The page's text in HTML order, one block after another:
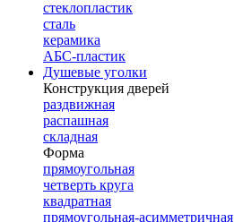
стеклопластик
сталь
керамика
АБС-пластик
Душевые уголки
Конструкция дверей
раздвижная
распашная
складная
Форма
прямоугольная
четверть круга
квадратная
прямоугольная-асимметричная